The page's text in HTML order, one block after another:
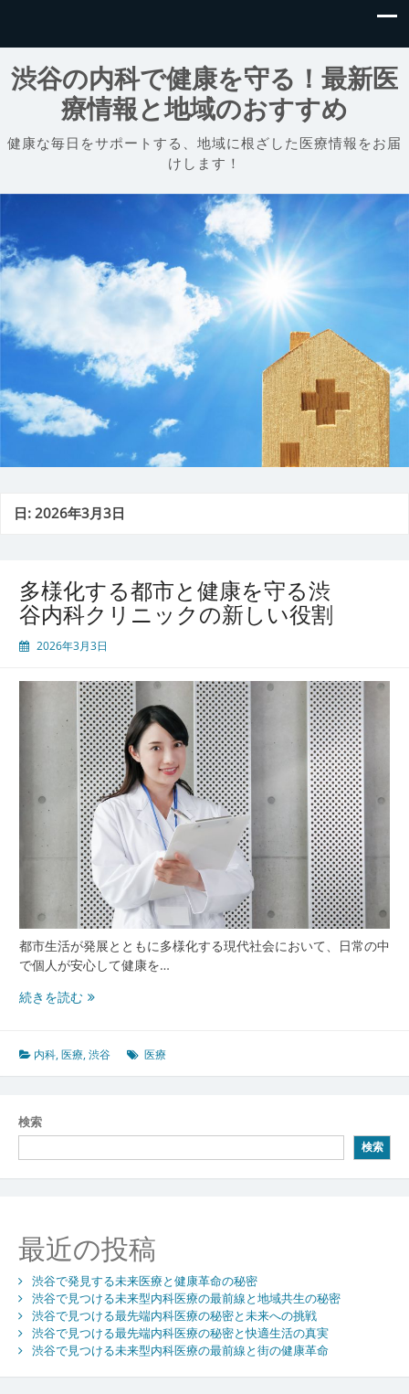
渋谷の内科で健康を守る！最新医
療情報と地域のおすすめ
健康な毎日をサポートする、地域に根ざした医療情報をお届
けします！
日:2026年3月3日
多様化する都市と健康を守る渋
谷内科クリニックの新しい役割
2026年3月3日
都市生活が発展とともに多様化する現代社会において、日常の中
で個人が安心して健康を…
続きを読む多
す
る
渋
谷
内
科
ク
リ
ニ
ッ
内科,医療,渋谷 医療
検索
検索
最近の投稿
渋谷で発見する未来医療と健康革命の秘密
渋谷で見つける未来型内科医療の最前線と地域共生の秘密
渋谷で見つける最先端内科医療の秘密と未来への挑戦
渋谷で見つける最先端内科医療の秘密と快適生活の真実
渋谷で見つける未来型内科医療の最前線と街の健康革命